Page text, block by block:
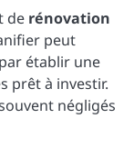
de rénovation
peut
établir une
prêt à investir.
négligés